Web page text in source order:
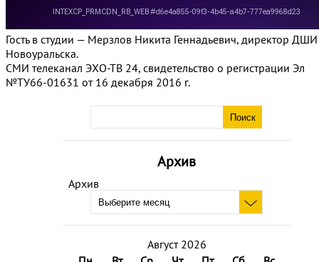
Архив
Архив
Август 2026
Гость в студии — Мерзлов Никита Геннадьевич, директор ДШИ
Новоуральска.
СМИ телеканал ЭХО-ТВ 24, свидетельство о регистрации Эл
№ТУ66-01631 от 16 декабря 2016 г.